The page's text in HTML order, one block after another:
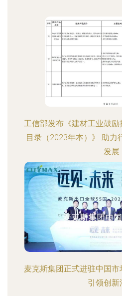
工信部发布《建材工业鼓
目录（2023年本）》 助力
发展
麦克斯集团正式进驻中国
引领创新